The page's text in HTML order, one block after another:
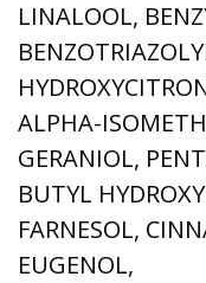
LINALOOL,
ALPHA-
GERANIOL,
BUTYL
FARNESOL,
EUGENOL,